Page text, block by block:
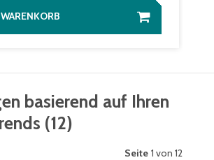
basierend auf Ihren
(12)
Seite 1 von 12